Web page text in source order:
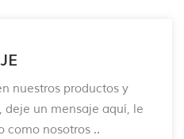
nuestros productos y
deje un mensaje aquí, le
como nosotros ..